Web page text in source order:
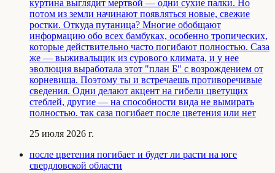
куртина выглядит мертвой — одни сухие палки. Но
потом из земли начинают появляться новые, свежие
ростки. Откуда путаница? Многие обобщают
информацию обо всех бамбуках, особенно тропических,
которые действительно часто погибают полностью. Саза
же — выживальщик из сурового климата, и у нее
эволюция выработала этот "план Б" с возрождением от
корневища. Поэтому ты и встречаешь противоречивые
сведения. Одни делают акцент на гибели цветущих
стеблей, другие — на способности вида не вымирать
полностью. так саза погибает после цветения или нет
25 июля 2026 г.
после цветения погибает и будет ли расти на юге
свердловской области